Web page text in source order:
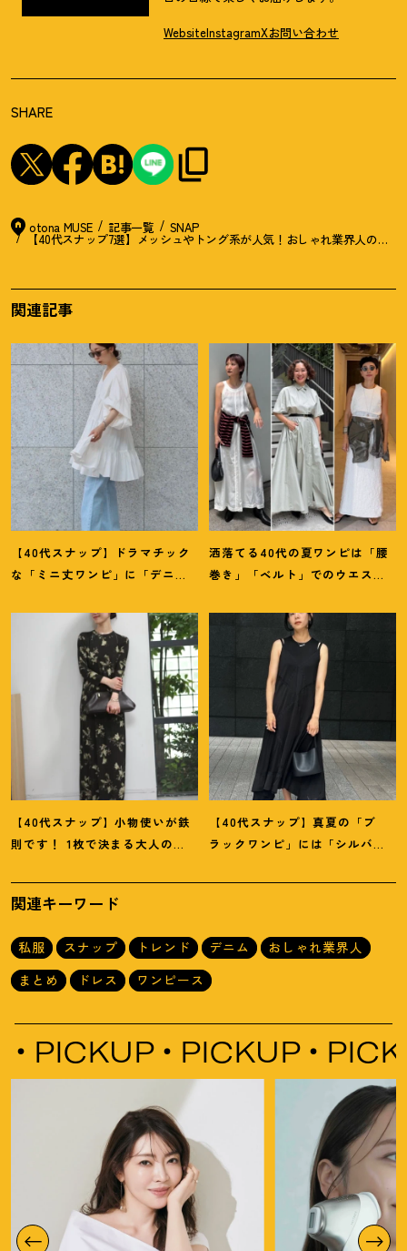
WebsiteInstagramXお問い合わせ
SHARE
otona MUSE 記事一覧 SNAP
【40代スナップ7選】メッシュやトング系が人気 ！ おしゃれ業界人の最新
関連記事
【40代スナップ】ドラマチック
な「ミニ丈ワンピ」に「デニ
夏紀さん
洒落てる40代の夏ワンピは「腰
巻き」「ベルト」でのウエスト
【40代スナップ】小物使いが鉄
則です ！ 1枚で決まる大人の
ん
【40代スナップ】真夏の「ブ
ラックワンピ」には「シルバー
果林さん
関連キーワード
私服 スナップ トレンド デニム
おしゃれ業界人
まとめ
ドレス ワンピース
PICKUP PICKUP